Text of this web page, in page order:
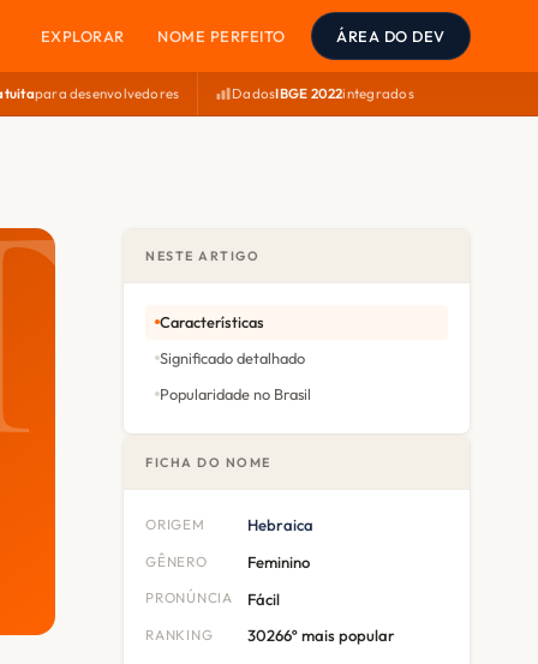
EXPLORAR NOME PERFEITO ÁREA DO DEV
para desenvolvedores DadosIBGE 2022integrados
NESTE ARTIGO
Características
Significado detalhado
Popularidade no Brasil
FICHA DO NOME
ORIGEM Hebraica
GÊNERO Feminino
PRONÚNCIA Fácil
RANKING 30266º mais popular